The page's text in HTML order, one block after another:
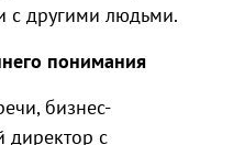
с другими людьми.
понимания
бизнес-
директор с